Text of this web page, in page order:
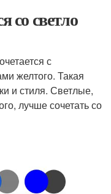
со светло
с
желтого. Такая
и стиля. Светлые,
лучше сочетать со